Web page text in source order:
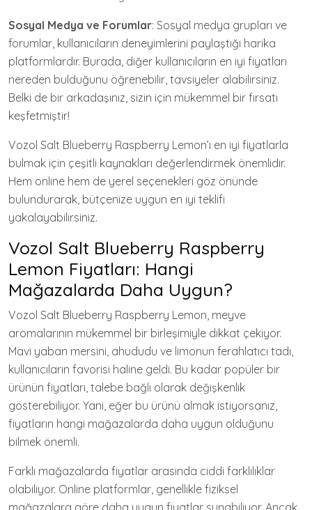
Sosyal Medya ve Forumlar: Sosyal medya grupları ve
forumlar, kullanıcıların deneyimlerini paylaştığı harika
platformlardır. Burada, diğer kullanıcıların en iyi fiyatları
nereden bulduğunu öğrenebilir, tavsiyeler alabilirsiniz.
Belki de bir arkadaşınız, sizin için mükemmel bir fırsatı
keşfetmiştir!
Vozol Salt Blueberry Raspberry Lemon’ı en iyi fiyatlarla
bulmak için çeşitli kaynakları değerlendirmek önemlidir.
Hem online hem de yerel seçenekleri göz önünde
bulundurarak, bütçenize uygun en iyi teklifi
yakalayabilirsiniz.
Vozol Salt Blueberry Raspberry
Lemon Fiyatları: Hangi
Mağazalarda Daha Uygun?
Vozol Salt Blueberry Raspberry Lemon, meyve
aromalarının mükemmel bir birleşimiyle dikkat çekiyor.
Mavi yaban mersini, ahududu ve limonun ferahlatıcı tadı,
kullanıcıların favorisi haline geldi. Bu kadar popüler bir
ürünün fiyatları, talebe bağlı olarak değişkenlik
gösterebiliyor. Yani, eğer bu ürünü almak istiyorsanız,
fiyatların hangi mağazalarda daha uygun olduğunu
bilmek önemli.
Farklı mağazalarda fiyatlar arasında ciddi farklılıklar
olabiliyor. Online platformlar, genellikle fiziksel
mağazalara göre daha uygun fiyatlar sunabiliyor. Ancak,